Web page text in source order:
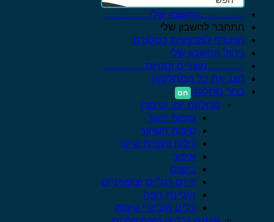
………….החשבון שלי………….
התחבר לחשבון שלי
הצטרף למבצעים בטלגרם
ניהול החשבון שלי
………..מוצרים וחנויות…………
הצג את כל המחלקות
בחר מחלקה
מחלקת יופי וטיפוח
טיפוח העור
טיפוח השיער
גילוח והסרת שיער
איפור
בישום
ידיים רגליים וציפורניים
היגיינת הפה
כלים ואביזרי טיפוח